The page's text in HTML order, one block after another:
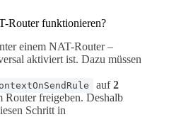
Router funktionieren?
einem NAT-Router –
aktiviert ist. Dazu müssen
auf2
Router freigeben. Deshalb
Schritt in